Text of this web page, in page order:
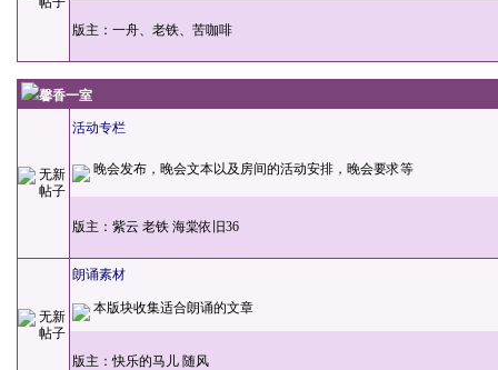
版主： 一舟、老铁、苦咖啡
馨香一室
活动专栏
晚会发布，晚会文本以及房间的活动安排，晚会要求等
版主： 紫云 老铁 海棠依旧36
朗诵素材
本版块收集适合朗诵的文章
版主：快乐的马儿 随风